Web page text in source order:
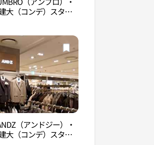
大（コンデ）スター
（アンドジー）・
大（コンデ）スター